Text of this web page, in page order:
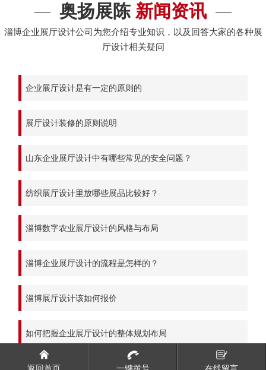
奥扬展陈 新闻资讯
淄博企业展厅设计公司为您介绍专业知识，以及回答大家的各种展
厅设计相关疑问
企业展厅设计是有一定的原则的
展厅设计装修的原则说明
山东企业展厅设计中有哪些常见的安全问题？
纺织展厅设计里放哪些展品比较好？
淄博数字农业展厅设计的风格与布局
淄博企业展厅设计的流程是怎样的？
淄博展厅设计该如何报价
如何把握企业展厅设计的整体规划布局